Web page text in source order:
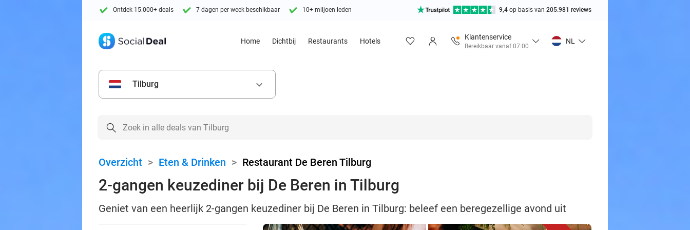
Ontdek 15.000+ deals 7 dagen per week beschikbaar 10+ miljoen leden 9,4 op basis van 205.981 reviews
Home Dichtbij Restaurants Hotels
Klantenservice
Bereikbaar vanaf 07:00
NL
Tilburg keyboard_arrow_down
Overzicht > Eten & Drinken > Restaurant De Beren Tilburg
2-gangen keuzediner bij De Beren in Tilburg
Geniet van een heerlijk 2-gangen keuzediner bij De Beren in Tilburg: beleef een beregezellige avond uit